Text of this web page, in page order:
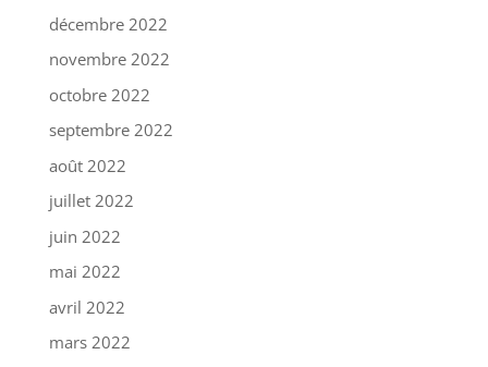
décembre 2022
novembre 2022
octobre 2022
septembre 2022
août 2022
juillet 2022
juin 2022
mai 2022
avril 2022
mars 2022